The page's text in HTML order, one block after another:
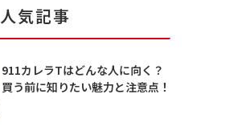
人気記事
911カレラTはどんな人に向く？
買う前に知りたい魅力と注意点！